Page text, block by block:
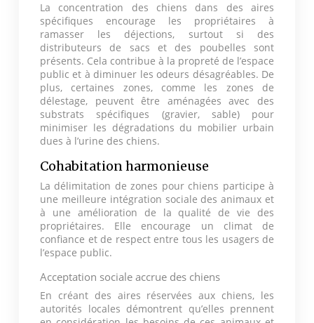
La concentration des chiens dans des aires
spécifiques encourage les propriétaires à
ramasser les déjections, surtout si des
distributeurs de sacs et des poubelles sont
présents. Cela contribue à la propreté de l’espace
public et à diminuer les odeurs désagréables. De
plus, certaines zones, comme les zones de
délestage, peuvent être aménagées avec des
substrats spécifiques (gravier, sable) pour
minimiser les dégradations du mobilier urbain
dues à l’urine des chiens.
Cohabitation harmonieuse
La délimitation de zones pour chiens participe à
une meilleure intégration sociale des animaux et
à une amélioration de la qualité de vie des
propriétaires. Elle encourage un climat de
confiance et de respect entre tous les usagers de
l’espace public.
Acceptation sociale accrue des chiens
En créant des aires réservées aux chiens, les
autorités locales démontrent qu’elles prennent